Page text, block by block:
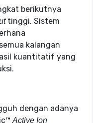
berikutnya
tinggi. Sistem
kalangan
kuantitatif yang
dengan adanya
Active Ion